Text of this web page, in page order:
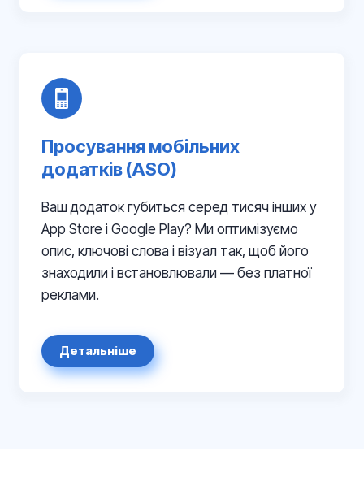
Просування мобільних
додатків (ASO)
Ваш додаток губиться серед тисяч інших у
App Store і Google Play? Ми оптимізуємо
опис, ключові слова і візуал так, щоб його
знаходили і встановлювали — без платної
реклами.
Детальніше